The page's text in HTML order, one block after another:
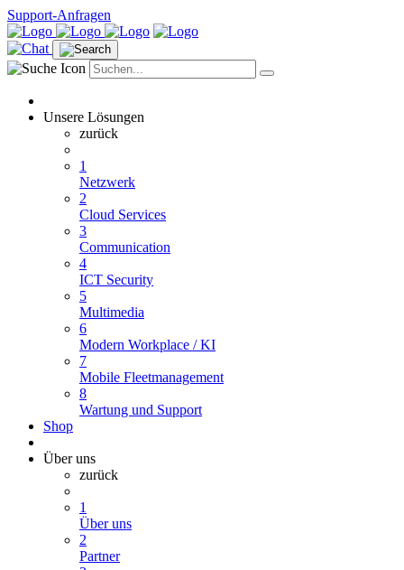
Support-Anfragen
Unsere Lösungen
zurück
1
Netzwerk
2
Cloud Services
3
Communication
4
ICT Security
5
Multimedia
6
Modern Workplace / KI
7
Mobile Fleetmanagement
8
Wartung und Support
Shop
Über uns
zurück
1
Über uns
2
Partner